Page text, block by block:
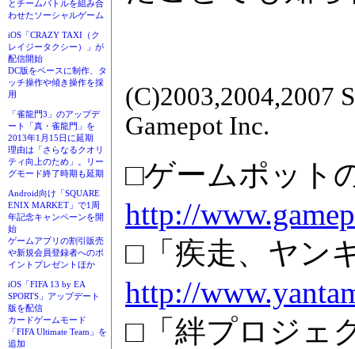
とチームバトルを組み合
わせたソーシャルゲーム
iOS「CRAZY TAXI（ク
レイジータクシー）」が
配信開始
DC版をベースに制作、タ
ッチ操作や傾き操作を採
用
「雀龍門3」のアップデ
ート「真・雀龍門」を
2013年1月15日に延期
理由は「さらなるクオリ
ティ向上のため」。リー
グモード終了時期も延期
Android向け「SQUARE
ENIX MARKET」で1周
年記念キャンペーンを開
始
ゲームアプリの割引販売
や新規会員登録者へのポ
イントプレゼントほか
iOS「FIFA 13 by EA
SPORTS」アップデート
版を配信
カードゲームモード
「FIFA Ultimate Team」を
追加
(C)2003,2004,2007
Gamepot Inc.
□ゲームポット
http://
□「疾走、ヤン
http://
□「絆プロジェ